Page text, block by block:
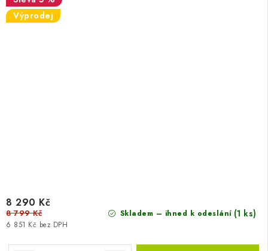
Výprodej
Skladem – ihned k odeslání (1 ks)
6 851 Kč bez DPH
8 290 Kč
8 799 Kč